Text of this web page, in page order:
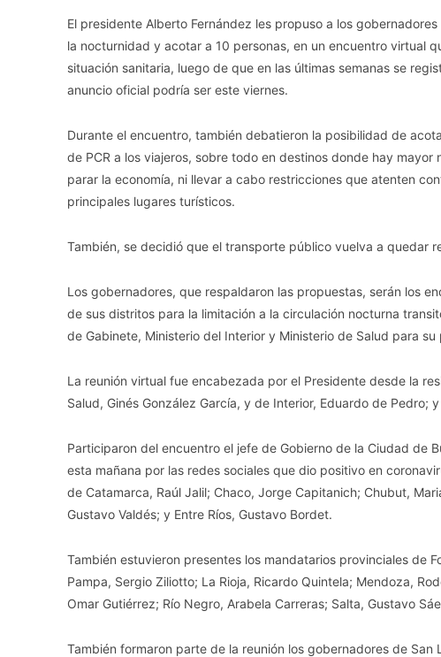
El presidente Alberto Fernández les propuso a los
la nocturnidad y acotar a 10 personas, en un encuentro virtual
situación sanitaria, luego de que en las últimas semanas se
anuncio oficial podría ser este viernes.
Durante el encuentro, también debatieron la posibilidad de
de PCR a los viajeros, sobre todo en destinos donde hay
parar la economía, ni llevar a cabo restricciones que atenten
principales lugares turísticos.
También, se decidió que el transporte público vuelva a quedar
Los gobernadores, que respaldaron las propuestas, serán los
de sus distritos para la limitación a la circulación nocturna
de Gabinete, Ministerio del Interior y Ministerio de Salud para
La reunión virtual fue encabezada por el Presidente desde la
Salud, Ginés González García, y de Interior, Eduardo de Pedro;
Participaron del encuentro el jefe de Gobierno de la Ciudad de
esta mañana por las redes sociales que dio positivo en
de Catamarca, Raúl Jalil; Chaco, Jorge Capitanich; Chubut,
Gustavo Valdés; y Entre Ríos, Gustavo Bordet.
También estuvieron presentes los mandatarios provinciales de
Pampa, Sergio Ziliotto; La Rioja, Ricardo Quintela; Mendoza,
Omar Gutiérrez; Río Negro, Arabela Carreras; Salta, Gustavo
También formaron parte de la reunión los gobernadores de